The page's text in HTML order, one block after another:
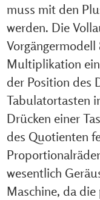
muss mit den
werden. Die
Multiplikation
der Position des
Tabulatortasten
Drücken einer
des Quotienten
wesentlich
Maschine, da